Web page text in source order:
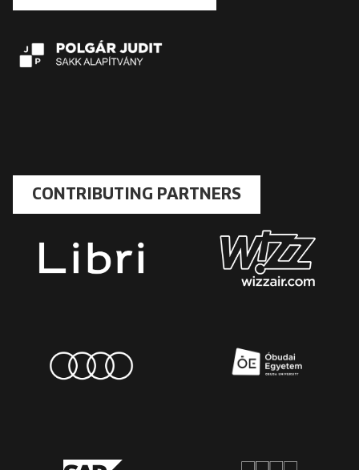
CONTRIBUTING PARTNERS